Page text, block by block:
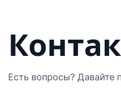
Есть вопросы? Давайте